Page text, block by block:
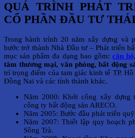
QUÁ TRÌNH PHÁT
CỔ PHẦN ĐẦU TƯ
Trong hành trình 20 năm xây dựng và
bước trở thành Nhà Đầu tư – Phát triển
mục sản phẩm đa dạng bao gồm:căn hộ
tâm thương mại, văn phòng, bất động
trí trọng điểm của tam giác kinh tế TP.
Đồng Nai và các tỉnh thành khác.
Năm 2000: Khởi công xây dựng
công ty bất động sản ARECO.
Năm 2005: Bước đầu phát triển
Năm 2007: Thiết lập quy hoạch
Sông Trà.